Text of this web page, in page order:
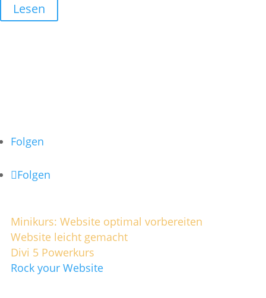
Lesen
Folgen
Folgen
Minikurs: Website optimal vorbereiten
Website leicht gemacht
Divi 5 Powerkurs
Rock your Website